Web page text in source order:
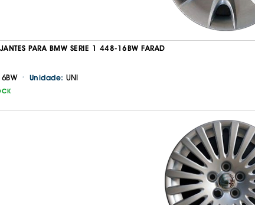
PARA BMW SERIE 1 448-16BW FARAD
· Unidade: UNI
Ir para o carrinho